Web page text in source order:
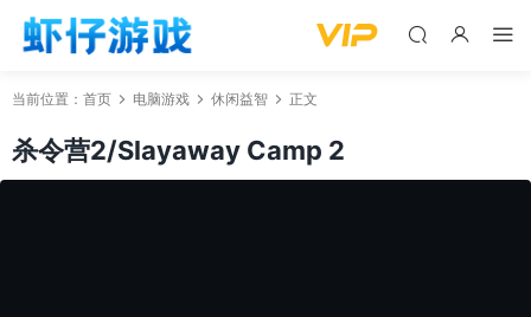
当前位置： 首页 电脑游戏 休闲益智 正文
杀令营2/Slayaway Camp 2